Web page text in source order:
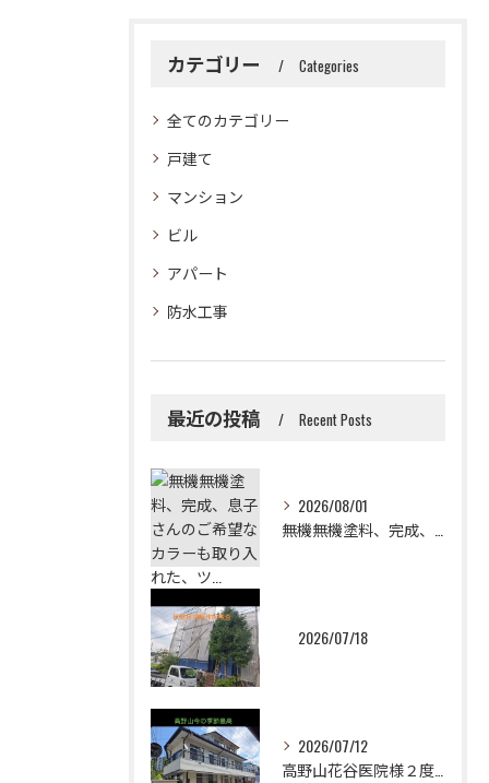
カテゴリー Categories
全てのカテゴリー
戸建て
マンション
ビル
アパート
防水工事
最近の投稿 Recent Posts
2026/08/01
無機無機塗料、完成、息子さんのご希望なカラーも取り入れた、ツ...
2026/07/18
2026/07/12
高野山花谷医院様２度目のご依頼誠に有難うございました！😉✨2...